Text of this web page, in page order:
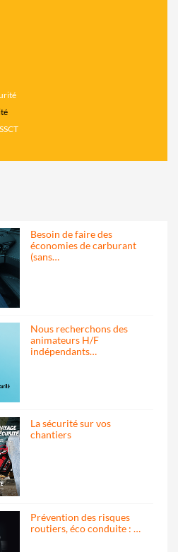
Besoin de faire des
économies de carburant
(sans…
Nous recherchons des
animateurs H/F
indépendants…
La sécurité sur vos
chantiers
Prévention des risques
routiers, éco conduite : …